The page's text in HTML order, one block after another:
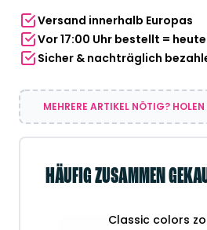
lenzen
Menge
Versand innerhalb Europas
Vor 17:00 Uhr bestellt =
Sicher & nachträglich
MEHRERE ARTIKEL NÖTIG?
HÄUFIG ZUSAMMEN
Classic colors